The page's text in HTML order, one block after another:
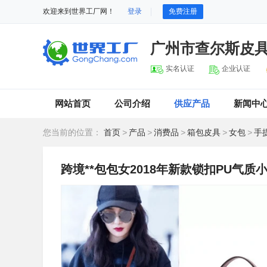
欢迎来到世界工厂网！ 登录 免费注册
广州市查尔斯皮
实名认证 企业认证
网站首页 公司介绍 供应产品 新闻中
您当前的位置： 首页 > 产品 >消费品 >箱包皮具 >女包 >手
跨境**包包女2018年新款锁扣PU气质